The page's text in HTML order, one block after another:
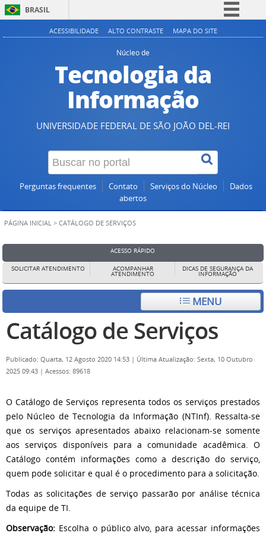
BRASIL
Simplifique!
Participe
Acesso à informação
Legislação
Canais
ACESSIBILIDADE ALTO CONTRASTE MAPA DO SITE
Núcleo de
Tecnologia da
Informação
UNIVERSIDADE FEDERAL DE SÃO JOÃO DEL-REI
Perguntas frequentes Contato Serviços do Núcleo
Dados
abertos
PÁGINA INICIAL > CATÁLOGO DE SERVIÇOS
ACESSO RÁPIDO
SOLICITAR ATENDIMENTO ACOMPANHAR
ATENDIMENTO
DICAS DE SEGURANÇA DA
INFORMAÇÃO
MENU
Catálogo de Serviços
Publicado: Quarta, 12 Agosto 2020 14:53 | Última Atualização: Sexta, 10 Outubro
2025 09:43 | Acessos: 89618
O Catálogo de Serviços representa todos os serviços prestados
pelo Núcleo de Tecnologia da Informação (NTInf). Ressalta-se
que os serviços apresentados abaixo relacionam-se somente
aos serviços disponíveis para a comunidade acadêmica. O
Catálogo contém informações como a descrição do serviço,
quem pode solicitar e qual é o procedimento para a solicitação.
Todas as solicitações de serviço passarão por análise técnica
da equipe de TI.
Observação: Escolha o público alvo, para acessar informações